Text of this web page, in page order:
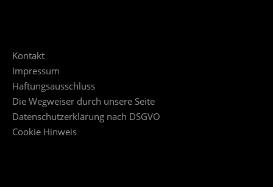
Kontakt
Impressum
Haftungsausschluss
Die Wegweiser durch unsere Seite
Datenschutzerklärung nach DSGVO
Cookie Hinweis